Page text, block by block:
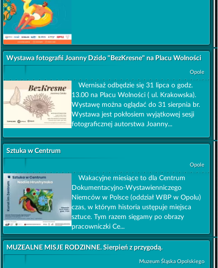
Wystawa fotografii Joanny Dzido "BezKresne" na Placu Wolności
Opole
Wernisaż odbędzie się 31 lipca o godz.
13.00 na Placu Wolności ( ul. Krakowska).
Wystawę można oglądać do 31 sierpnia br.
Wystawa jest pokłosiem wyjątkowej sesji
fotograficznej autorstwa Joanny...
Sztuka w Centrum
Opole
Wakacyjne miesiące to dla Centrum
Dokumentacyjno-Wystawienniczego
Niemców w Polsce (oddział WBP w Opolu)
czas, w którym historia ustępuje miejsca
sztuce. Tym razem sięgamy po obrazy
pracowniczki Ce...
MUZEALNE MISJE RODZINNE. Sierpień z przygodą.
Muzeum Śląska Opolskiego